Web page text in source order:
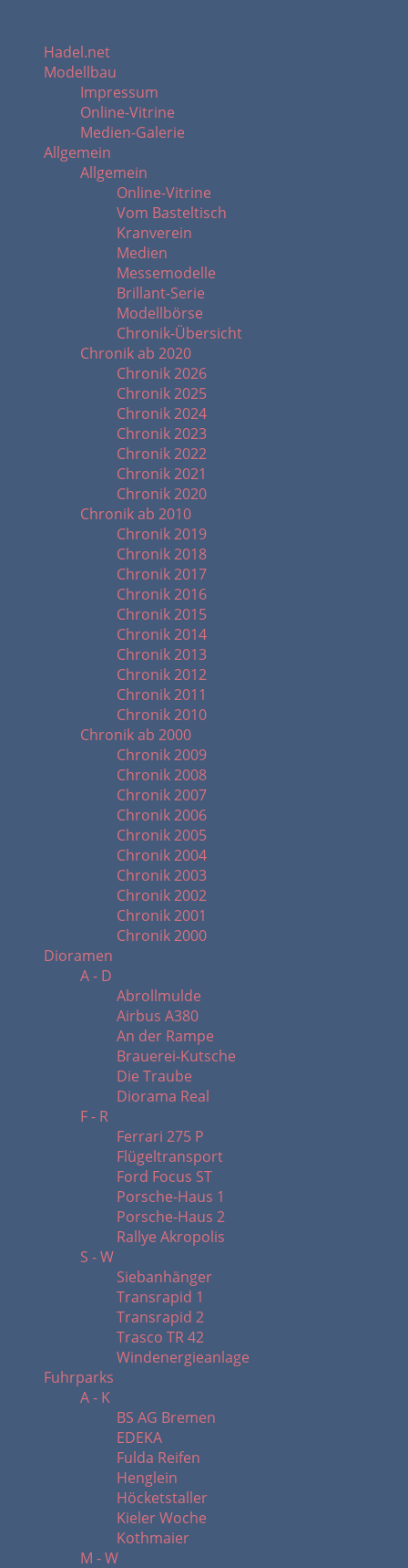
Hadel.net
Modellbau
Impressum
Online-Vitrine
Medien-Galerie
Allgemein
Allgemein
Online-Vitrine
Vom Basteltisch
Kranverein
Medien
Messemodelle
Brillant-Serie
Modellbörse
Chronik-Übersicht
Chronik ab 2020
Chronik 2026
Chronik 2025
Chronik 2024
Chronik 2023
Chronik 2022
Chronik 2021
Chronik 2020
Chronik ab 2010
Chronik 2019
Chronik 2018
Chronik 2017
Chronik 2016
Chronik 2015
Chronik 2014
Chronik 2013
Chronik 2012
Chronik 2011
Chronik 2010
Chronik ab 2000
Chronik 2009
Chronik 2008
Chronik 2007
Chronik 2006
Chronik 2005
Chronik 2004
Chronik 2003
Chronik 2002
Chronik 2001
Chronik 2000
Dioramen
A - D
Abrollmulde
Airbus A380
An der Rampe
Brauerei-Kutsche
Die Traube
Diorama Real
F - R
Ferrari 275 P
Flügeltransport
Ford Focus ST
Porsche-Haus 1
Porsche-Haus 2
Rallye Akropolis
S - W
Siebanhänger
Transrapid 1
Transrapid 2
Trasco TR 42
Windenergieanlage
Fuhrparks
A - K
BS AG Bremen
EDEKA
Fulda Reifen
Henglein
Höcketstaller
Kieler Woche
Kothmaier
M - W